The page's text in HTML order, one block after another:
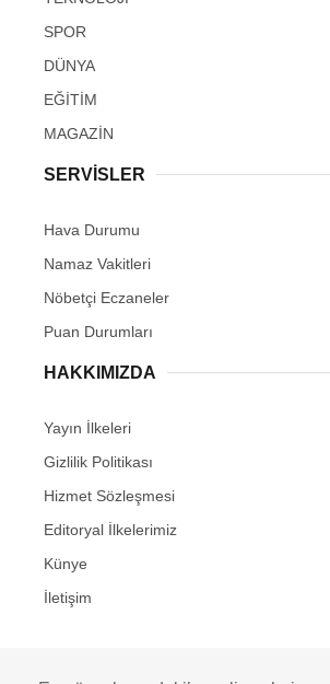
SPOR
DÜNYA
EĞİTİM
MAGAZİN
SERVİSLER
Hava Durumu
Namaz Vakitleri
Nöbetçi Eczaneler
Puan Durumları
HAKKIMIZDA
Yayın İlkeleri
Gizlilik Politikası
Hizmet Sözleşmesi
Editoryal İlkelerimiz
Künye
İletişim